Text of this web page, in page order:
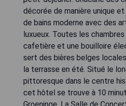
décorée de manière unique
de bains moderne avec des
luxueux. Toutes les
cafetière et une bouilloire
sert des bières belges
la terrasse en été. Situé le
pittoresque dans le centre
cet hôtel se trouve à 10